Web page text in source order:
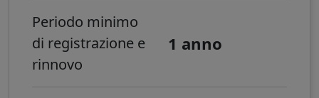
Periodo minimo
di registrazione e
rinnovo
1 anno